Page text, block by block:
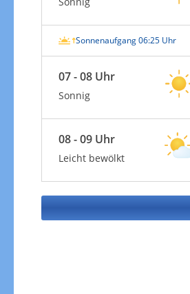
Sonnenaufgang 06:25 Uhr
07 - 08 Uhr
Sonnig
08 - 09 Uhr
Leicht bewölkt